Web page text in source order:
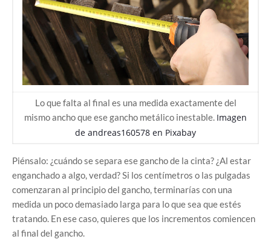
Lo que falta al final es una medida exactamente del
mismo ancho que ese gancho metálico inestable. Imagen
de andreas160578 en Pixabay
Piénsalo: ¿cuándo se separa ese gancho de la cinta? ¿Al estar
enganchado a algo, verdad? Si los centímetros o las pulgadas
comenzaran al principio del gancho, terminarías con una
medida un poco demasiado larga para lo que sea que estés
tratando. En ese caso, quieres que los incrementos comiencen
al final del gancho.